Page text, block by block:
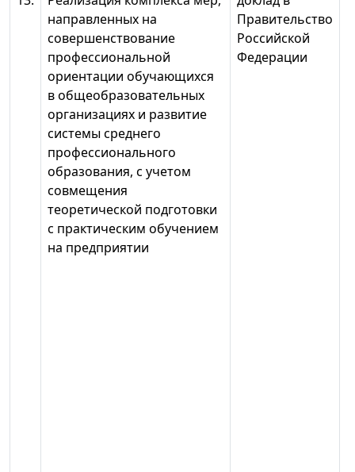
направленных на
совершенствование
профессиональной
ориентации обучающихся
в общеобразовательных
организациях и развитие
системы среднего
профессионального
образования, с учетом
совмещения
теоретической подготовки
с практическим обучением
на предприятии
Правительство
Российской
Федерации